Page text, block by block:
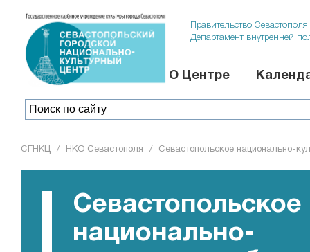
О Центре
Правительство Севастополя
Департамент внутренней
СГНКЦ / НКО Севастополя / Севастопольское национально-
Севастопольское
национально-